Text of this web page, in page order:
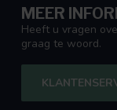
MEER
Heeft u vragen
graag te woord.